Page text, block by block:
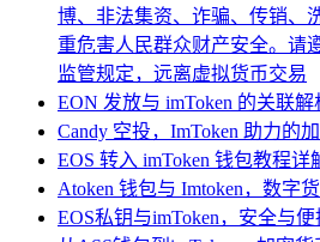
博、非法集资、诈骗、传销、
重危害人民群众财产安全。请
监管规定，远离虚拟货币交易
EON 发放与 imToken 的关联解
Candy 空投，ImToken 助力的
EOS 转入 imToken 钱包教程详
Atoken 钱包与 Imtoken，数字
EOS私钥与imToken，安全与